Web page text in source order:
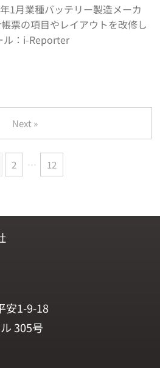
1月業種バッテリー製造メーカ
票の項目やレイアウトを改修し
ル：i-Reporter
2 … 12
Next »
安1-9-18
305号